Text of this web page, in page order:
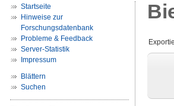
Startseite
Hinweise zur
Forschungsdatenbank
Probleme & Feedback
Server-Statistik
Impressum
Blättern
Suchen